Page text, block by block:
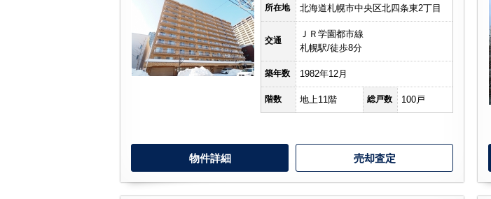
所在地 北海道札幌市中央区北四条東2丁目
交通
ＪＲ学園都市線
札幌駅/徒歩8分
築年数 1982年12月
階数 地上11階 総戸数 100戸
物件詳細 売却査定